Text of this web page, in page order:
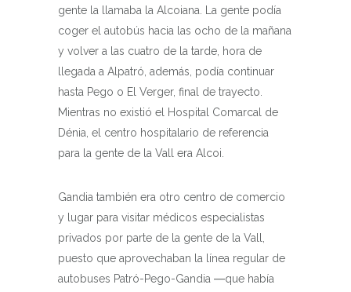
gente la llamaba la Alcoiana. La gente podía
coger el autobús hacia las ocho de la mañana
y volver a las cuatro de la tarde, hora de
llegada a Alpatró, además, podía continuar
hasta Pego o El Verger, final de trayecto.
Mientras no existió el Hospital Comarcal de
Dénia, el centro hospitalario de referencia
para la gente de la Vall era Alcoi.
Gandia también era otro centro de comercio
y lugar para visitar médicos especialistas
privados por parte de la gente de la Vall,
puesto que aprovechaban la línea regular de
autobuses Patró-Pego-Gandia ―que había